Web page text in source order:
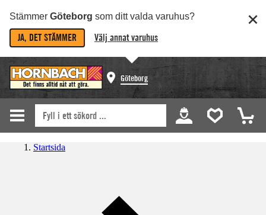
Stämmer Göteborg som ditt valda varuhus?
JA, DET STÄMMER Välj annat varuhus
Göteborg
Startsida